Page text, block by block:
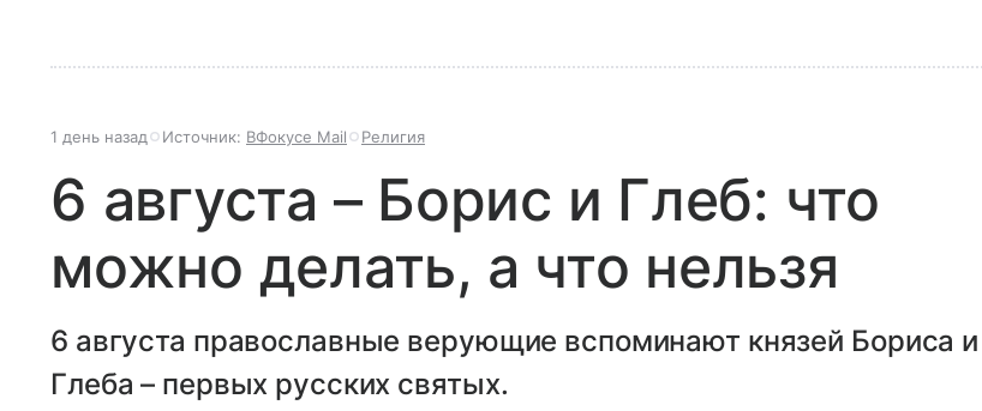
1 день назад Источник: ВФокусе Mail Религия
6 августа – Борис и Глеб: что
можно делать, а что нельзя
6 августа православные верующие вспоминают князей Бориса и
Глеба – первых русских святых.